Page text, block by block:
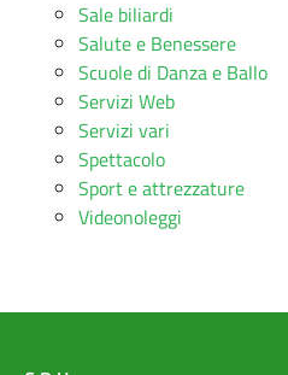
Sale biliardi
Salute e Benessere
Scuole di Danza e Ballo
Servizi Web
Servizi vari
Spettacolo
Sport e attrezzature
Videonoleggi